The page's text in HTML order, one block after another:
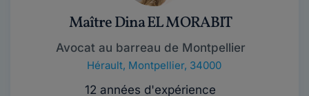
Maître Dina EL MORABIT
Avocat au barreau de Montpellier
Hérault, Montpellier, 34000
12 années d'expérience